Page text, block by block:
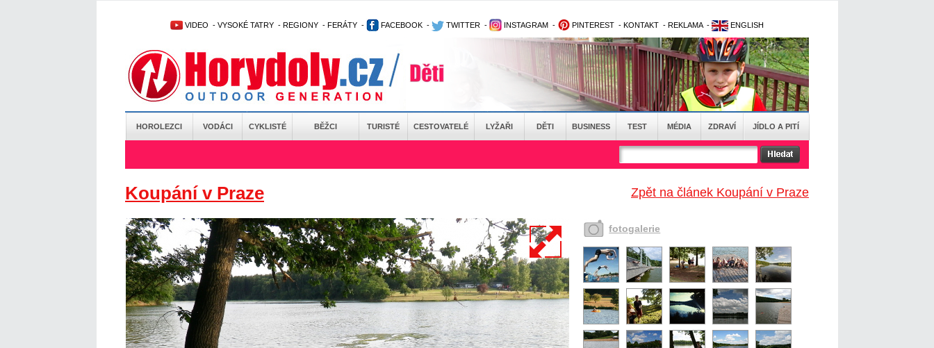
VIDEO - VYSOKÉ TATRY - REGIONY - FERÁTY - FACEBOOK - TWITTER - INSTAGRAM - PINTEREST - KONTAKT - REKLAMA - ENGLISH
HOROLEZCI VODÁCI CYKLISTÉ BĚŽCI TURISTÉ CESTOVATELÉ LYŽAŘI DĚTI BUSINESS TEST MÉDIA ZDRAVÍ JÍDLO A PITÍ
Zpět na článek Koupání v Praze
Koupání v Praze
fotogalerie